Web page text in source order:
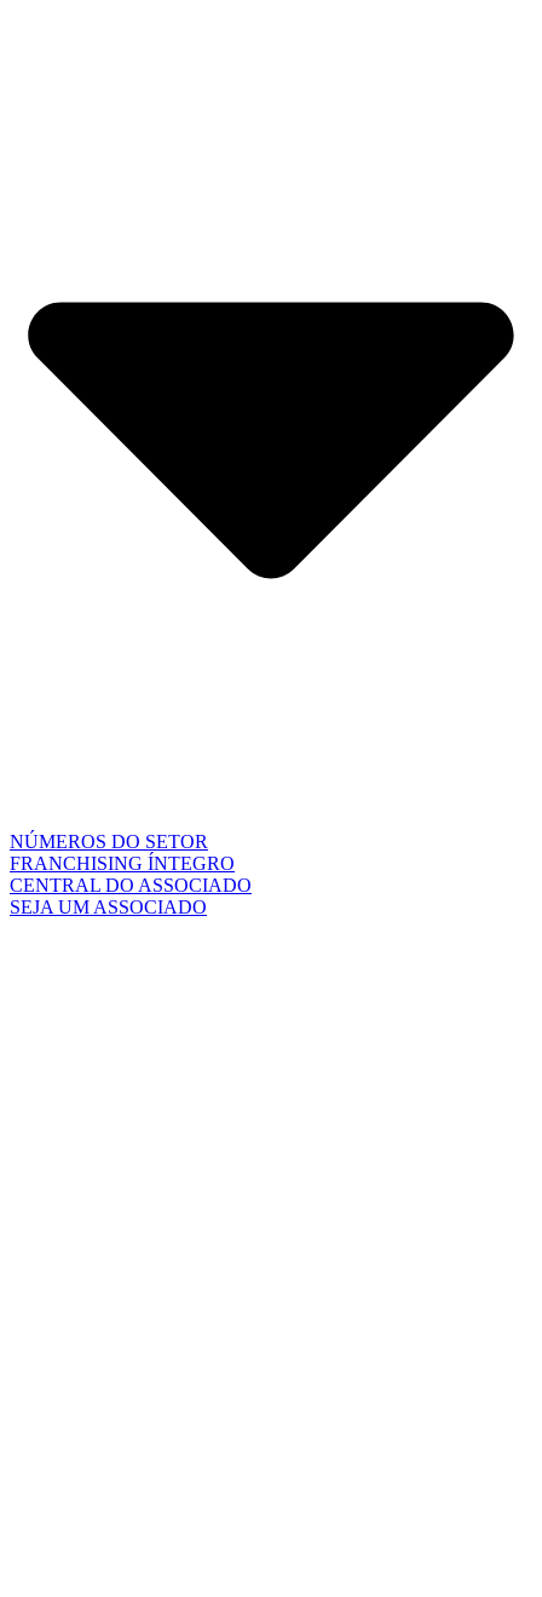
NÚMEROS DO SETOR
FRANCHISING ÍNTEGRO
CENTRAL DO ASSOCIADO
SEJA UM ASSOCIADO